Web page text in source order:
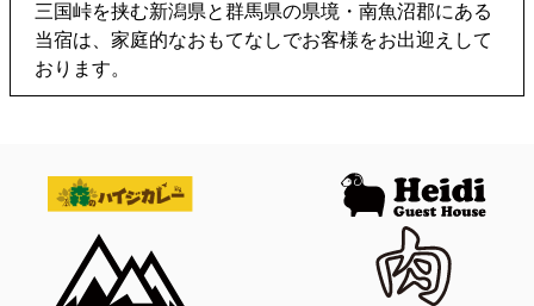
三国峠を挟む新潟県と群馬県の県境・南魚沼郡にある
当宿は、家庭的なおもてなしでお客様をお出迎えして
おります。